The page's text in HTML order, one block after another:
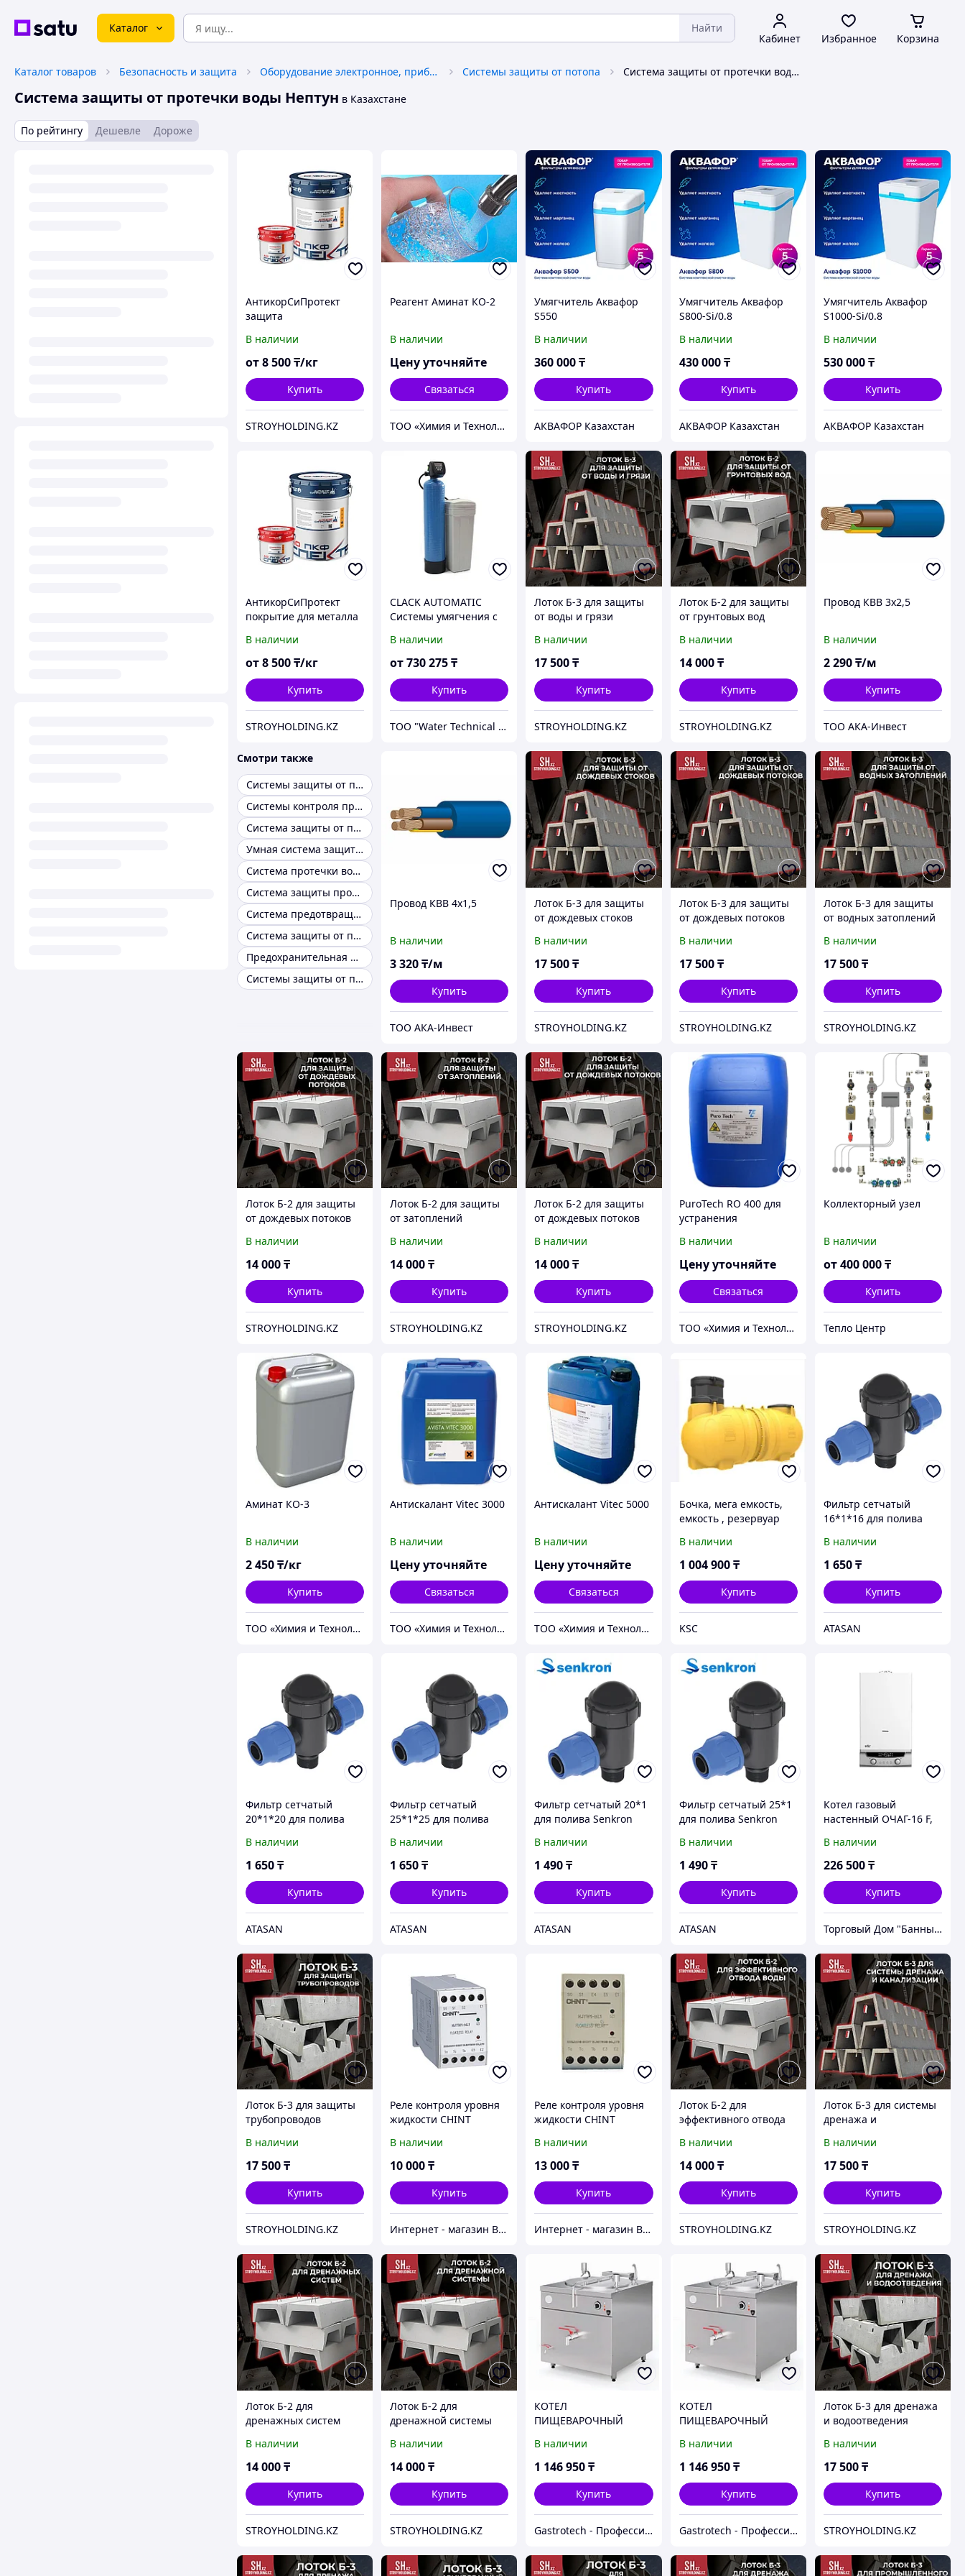
Каталог Найти
Кабинет Избранное Корзина
Каталог товаров Безопасность и защита Оборудование электронное, приборы защиты и безопасности Системы защиты от потопа Система защиты от протечки воды Нептун
Система защиты от протечки воды Нептун в Казахстане
По рейтингу Дешевле Дороже
АнтикорСиПротект
защита
сооружений
В наличии
от8 500₸/кг
Купить
STROYHOLDING.KZ
Реагент Аминат КО-2
В наличии
Цену уточняйте
Связаться
ТОО «Химия и Технология»
Умягчитель Аквафор
S550
В наличии
360 000₸
Купить
АКВАФОР Казахстан
Умягчитель Аквафор
S800-Si/0.8
В наличии
430 000 ₸
Купить
АКВАФОР Казахстан
Умягчитель Аквафор
S1000-Si/0.8
В наличии
530 000₸
Купить
АКВАФОР Казахстан
АнтикорСиПротект
покрытие для металла
В наличии
от8 500₸/кг
Купить
STROYHOLDING.KZ
CLACK AUTOMATIC
Системы умягчения с
CLS10
В наличии
от730 275₸
Купить
ТОО "Water Technical Solutions"
Лоток Б-3 для защиты
от воды и грязи
В наличии
17 500₸
Купить
STROYHOLDING.KZ
Лоток Б-2 для защиты
от грунтовых вод
В наличии
14 000 ₸
Купить
STROYHOLDING.KZ
Провод КВВ 3x2,5
В наличии
2 290₸/м
Купить
ТОО АКА-Инвест
Смотри также
Системы защиты от протечек воды ВОДОСТОП
Системы контроля протечки воды Нептун
Система защиты от протечек воды Neptun
Умная система защиты от протечки воды
Система протечки воды Нептун
Система защиты протечки воды Тритон
Система предотвращения протечек воды
Система защиты от протечек aquasafe
Предохранительная арматура для систем водоснабжения
Системы защиты от протечек Аквасторож
Провод КВВ 4x1,5
В наличии
3 320₸/м
Купить
ТОО АКА-Инвест
Лоток Б-3 для защиты
от дождевых стоков
В наличии
17 500₸
Купить
STROYHOLDING.KZ
Лоток Б-3 для защиты
от дождевых потоков
В наличии
17 500 ₸
Купить
STROYHOLDING.KZ
Лоток Б-3 для защиты
от водных затоплений
В наличии
17 500₸
Купить
STROYHOLDING.KZ
Лоток Б-2 для защиты
от дождевых потоков
В наличии
14 000₸
Купить
STROYHOLDING.KZ
Лоток Б-2 для защиты
от затоплений
В наличии
14 000₸
Купить
STROYHOLDING.KZ
Лоток Б-2 для защиты
от дождевых потоков
В наличии
14 000₸
Купить
STROYHOLDING.KZ
PuroTech RO 400 для
устранения
В наличии
Цену уточняйте
Связаться
ТОО «Химия и Технология»
Коллекторный узел
В наличии
от400 000₸
Купить
Тепло Центр
Аминат КО-3
В наличии
2 450₸/кг
Купить
ТОО «Химия и Технология»
Антискалант Vitec 3000
В наличии
Цену уточняйте
Связаться
ТОО «Химия и Технология»
Антискалант Vitec 5000
В наличии
Цену уточняйте
Связаться
ТОО «Химия и Технология»
Бочка, мега емкость,
емкость , резервуар
установки 6000л
В наличии
1 004 900 ₸
Купить
KSC
Фильтр сетчатый
16*1*16 для полива
В наличии
1 650₸
Купить
ATASAN
Фильтр сетчатый
20*1*20 для полива
В наличии
1 650₸
Купить
ATASAN
Фильтр сетчатый
25*1*25 для полива
В наличии
1 650₸
Купить
ATASAN
Фильтр сетчатый 20*1
для полива Senkron
В наличии
1 490₸
Купить
ATASAN
Фильтр сетчатый 25*1
для полива Senkron
В наличии
1 490 ₸
Купить
ATASAN
Котел газовый
настенный ОЧАГ-16 F,
В наличии
226 500₸
Купить
Торговый Дом "Банный мир"
Лоток Б-3 для защиты
трубопроводов
В наличии
17 500₸
Купить
STROYHOLDING.KZ
Реле контроля уровня
жидкости CHINT
230В/380В
В наличии
10 000₸
Купить
Интернет - магазин Ватцап
Реле контроля уровня
жидкости CHINT
В наличии
13 000₸
Купить
Интернет - магазин Ватцап
Лоток Б-2 для
эффективного отвода
В наличии
14 000 ₸
Купить
STROYHOLDING.KZ
Лоток Б-3 для системы
дренажа и
В наличии
17 500₸
Купить
STROYHOLDING.KZ
Лоток Б-2 для
дренажных систем
В наличии
14 000₸
Купить
STROYHOLDING.KZ
Лоток Б-2 для
дренажной системы
В наличии
14 000₸
Купить
STROYHOLDING.KZ
КOТЕЛ
ПИЩЕВАРОЧНЫЙ
KAYMAN КПЭ-200-М
В наличии
1 146 950₸
Купить
Gastrotech - Профессиональное оборудование
КOТЕЛ
ПИЩЕВАРОЧНЫЙ
KAYMAN ГАСТРОТАНК
КПЭ-200-М
В наличии
1 146 950 ₸
Купить
Gastrotech - Профессиональное оборудование
Лоток Б-3 для дренажа
и водоотведения
В наличии
17 500₸
Купить
STROYHOLDING.KZ